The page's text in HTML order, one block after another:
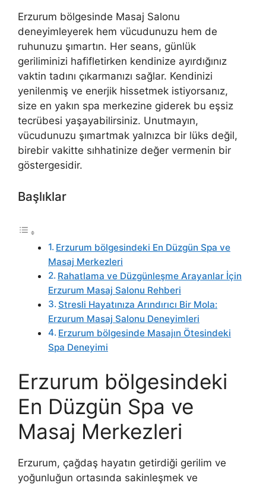
Erzurum bölgesinde Masaj Salonu
deneyimleyerek hem vücudunuzu hem de
ruhunuzu şımartın. Her seans, günlük
geriliminizi hafifletirken kendinize ayırdığınız
vaktin tadını çıkarmanızı sağlar. Kendinizi
yenilenmiş ve enerjik hissetmek istiyorsanız,
size en yakın spa merkezine giderek bu eşsiz
tecrübesi yaşayabilirsiniz. Unutmayın,
vücudunuzu şımartmak yalnızca bir lüks değil,
birebir vakitte sıhhatinize değer vermenin bir
göstergesidir.
Başlıklar
Erzurum bölgesindeki En Düzgün Spa ve
Masaj Merkezleri
Rahatlama ve Düzgünleşme Arayanlar İçin
Erzurum Masaj Salonu Rehberi
Stresli Hayatınıza Arındırıcı Bir Mola:
Erzurum Masaj Salonu Deneyimleri
Erzurum bölgesinde Masajın Ötesindeki
Spa Deneyimi
Erzurum bölgesindeki
En Düzgün Spa ve
Masaj Merkezleri
Erzurum, çağdaş hayatın getirdiği gerilim ve
yoğunluğun ortasında sakinleşmek ve